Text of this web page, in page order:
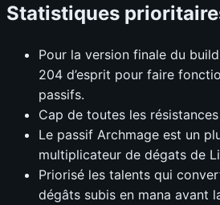
Statistiques
Pour la version finale du
204 d’esprit pour faire
passifs.
Cap de toutes les
Le passif Archmage est un
multiplicateur de dégats de
Priorisé les talents qui
dégâts subis en mana avant